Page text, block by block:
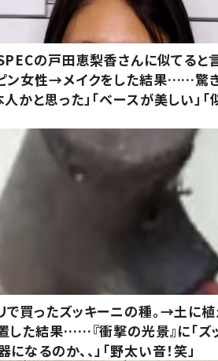
の戸田恵梨香さんに似てると
ン女性→メイクをした結果……驚
人かと思った」「ベースが美しい」「
で買ったズッキーニの種。→土に植
した結果……『衝撃の光景』に「ズ
なるのか、、」「野太い音！笑」